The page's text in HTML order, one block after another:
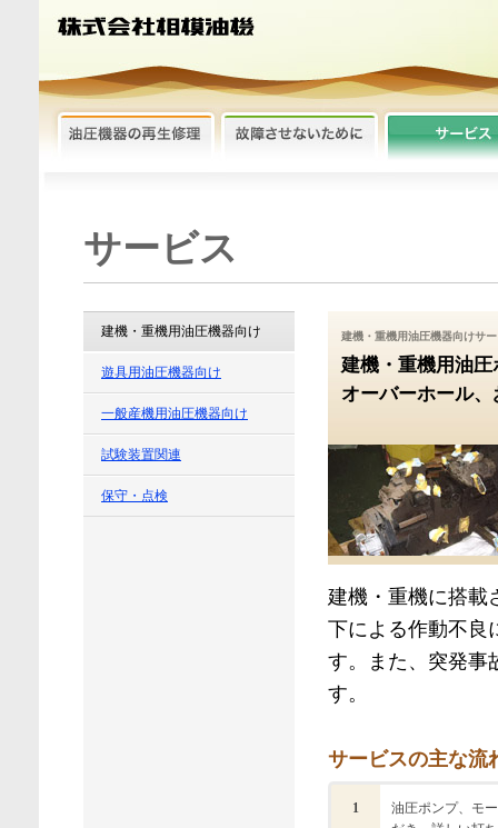
サービス
建機・重機用油圧機器向け
遊具用油圧機器向け
一般産機用油圧機器向け
試験装置関連
保守・点検
建機・重機用油圧機器向けサ
建機・重機用油
オーバーホール
建機・重機に搭載
下による作動不良
す。また、突発事
す。
サービスの主な流
1
油圧ポンプ、モ